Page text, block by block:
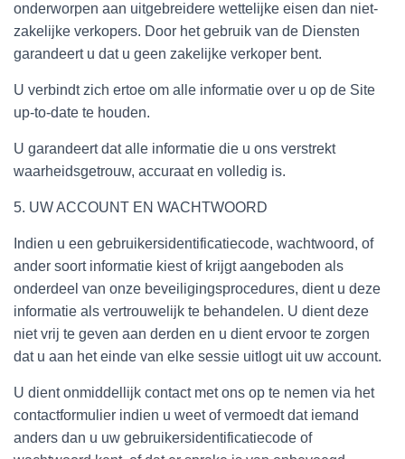
onderworpen aan uitgebreidere wettelijke eisen dan niet-
zakelijke verkopers. Door het gebruik van de Diensten
garandeert u dat u geen zakelijke verkoper bent.
U verbindt zich ertoe om alle informatie over u op de Site
up-to-date te houden.
U garandeert dat alle informatie die u ons verstrekt
waarheidsgetrouw, accuraat en volledig is.
5. UW ACCOUNT EN WACHTWOORD
Indien u een gebruikersidentificatiecode, wachtwoord, of
ander soort informatie kiest of krijgt aangeboden als
onderdeel van onze beveiligingsprocedures, dient u deze
informatie als vertrouwelijk te behandelen. U dient deze
niet vrij te geven aan derden en u dient ervoor te zorgen
dat u aan het einde van elke sessie uitlogt uit uw account.
U dient onmiddellijk contact met ons op te nemen via het
contactformulier indien u weet of vermoedt dat iemand
anders dan u uw gebruikersidentificatiecode of